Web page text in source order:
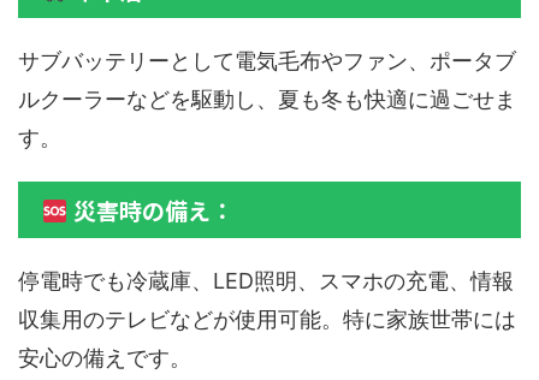
サブバッテリーとして電気毛布やファン、ポータブ
ルクーラーなどを駆動し、夏も冬も快適に過ごせま
す。
災害時の備え：
停電時でも冷蔵庫、LED照明、スマホの充電、情報
収集用のテレビなどが使用可能。特に家族世帯には
安心の備えです。